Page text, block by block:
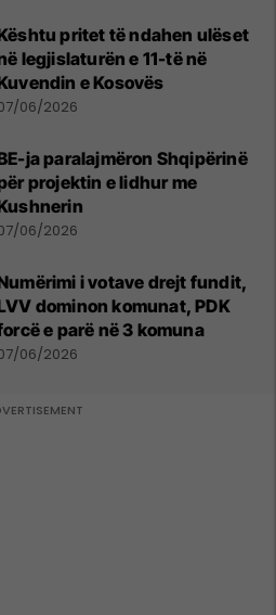
pritet të ndahen ulëset
legjislaturën e 11-të në
e Kosovës
06/2026
ja paralajmëron Shqipërinë
projektin e lidhur me
06/2026
i votave drejt fundit,
dominon komunat, PDK
e parë në 3 komuna
06/2026